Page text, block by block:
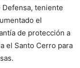
teniente
el
de protección a
el Santo Cerro para